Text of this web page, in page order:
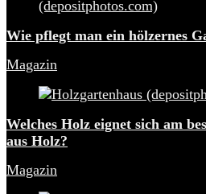
Wie pflegt man ein hölzernes
Magazin
Welches Holz eignet sich am
aus Holz?
Magazin